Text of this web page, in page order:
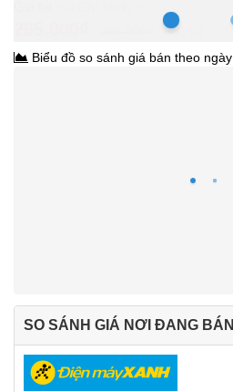
-31%
Biểu đồ so sánh giá bán theo ngày
SO SÁNH GIÁ NƠI ĐANG BÁN